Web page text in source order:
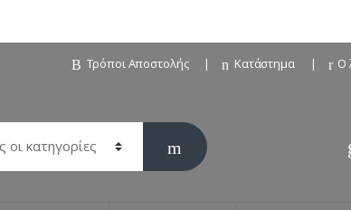
Τρόποι Αποστολής Κατάστημα Ο